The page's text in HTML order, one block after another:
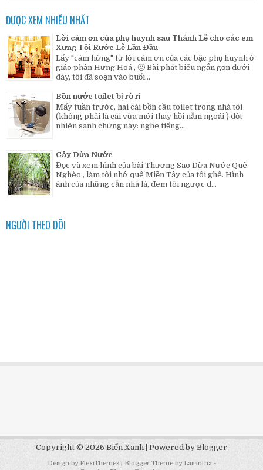
ĐƯỢC XEM NHIỀU NHẤT
Lời cảm ơn của phụ huynh sau Thánh Lễ cho các em
Xưng Tội Rước Lễ Lần Đầu
Lấy "cảm hứng" từ lời cảm ơn của các bậc phụ huynh ở
giáo phận Hưng Hoá , 🙂 Bài phát biểu ngắn gọn dưới
đây, tôi đã soạn vào buổi...
Bồn nước toilet bị rò rỉ
Mấy tuần trước, hai cái bồn cầu toilet trong nhà tôi
(không phải là cái vừa mới thay hồi năm ngoái ) đột
nhiên sanh chứng này: nghe tiếng...
Cây Dừa Nước
Đọc và xem hình của bài Thương Sao Dừa Nước Quê
Nghèo , làm tôi nhớ quê Miền Tây của tôi ghê. Hình
ảnh của những căn nhà lá, đem tôi ngược d...
NGƯỜI THEO DÕI
Copyright © 2026 Biển Xanh | Powered by Blogger
Design by FlexiThemes| Blogger Theme by Lasantha -